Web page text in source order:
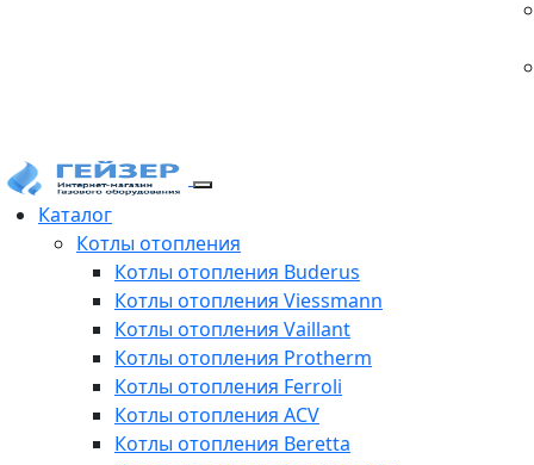
Каталог
Котлы отопления
Котлы отопления Buderus
Котлы отопления Viessmann
Котлы отопления Vaillant
Котлы отопления Protherm
Котлы отопления Ferroli
Котлы отопления ACV
Котлы отопления Beretta